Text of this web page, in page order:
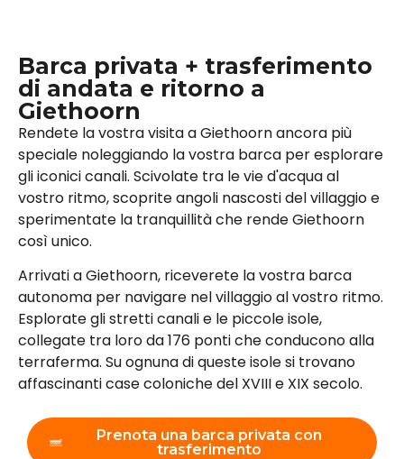
Barca privata + trasferimento
di andata e ritorno a
Giethoorn
Rendete la vostra visita a Giethoorn ancora più
speciale noleggiando la vostra barca per esplorare
gli iconici canali. Scivolate tra le vie d'acqua al
vostro ritmo, scoprite angoli nascosti del villaggio e
sperimentate la tranquillità che rende Giethoorn
così unico.
Arrivati a Giethoorn, riceverete la vostra barca
autonoma per navigare nel villaggio al vostro ritmo.
Esplorate gli stretti canali e le piccole isole,
collegate tra loro da 176 ponti che conducono alla
terraferma. Su ognuna di queste isole si trovano
affascinanti case coloniche del XVIII e XIX secolo.
Prenota una barca privata con
trasferimento